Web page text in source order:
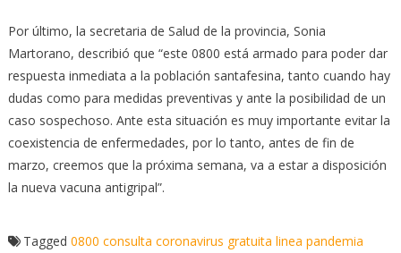
Por último, la secretaria de Salud de la provincia, Sonia
Martorano, describió que “este 0800 está armado para poder dar
respuesta inmediata a la población santafesina, tanto cuando hay
dudas como para medidas preventivas y ante la posibilidad de un
caso sospechoso. Ante esta situación es muy importante evitar la
coexistencia de enfermedades, por lo tanto, antes de fin de
marzo, creemos que la próxima semana, va a estar a disposición
la nueva vacuna antigripal”.
Tagged 0800 consulta coronavirus gratuita linea pandemia